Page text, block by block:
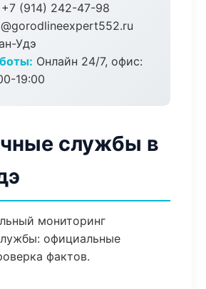
+7 (914) 242-47-98
Удэ
Онлайн 24/7, офис:
19:00
службы в
мониторинг
официальные
фактов.